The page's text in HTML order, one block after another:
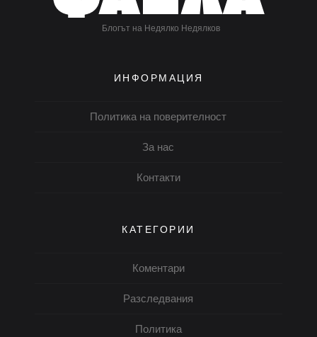
Блогът на Недялко Недялков
ИНФОРМАЦИЯ
Политика на поверителност
За нас
Контакти
КАТЕГОРИИ
Коментари
Разследвания
Политика